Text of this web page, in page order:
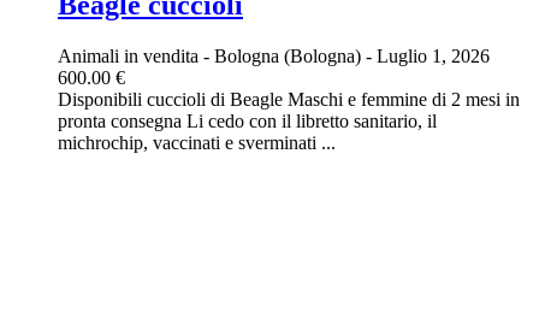
Animali in vendita - Bologna (Bologna) - Luglio 1, 2026
600.00 €
Disponibili cuccioli di Beagle Maschi e femmine di 2 mesi in
pronta consegna Li cedo con il libretto sanitario, il
michrochip, vaccinati e sverminati ...